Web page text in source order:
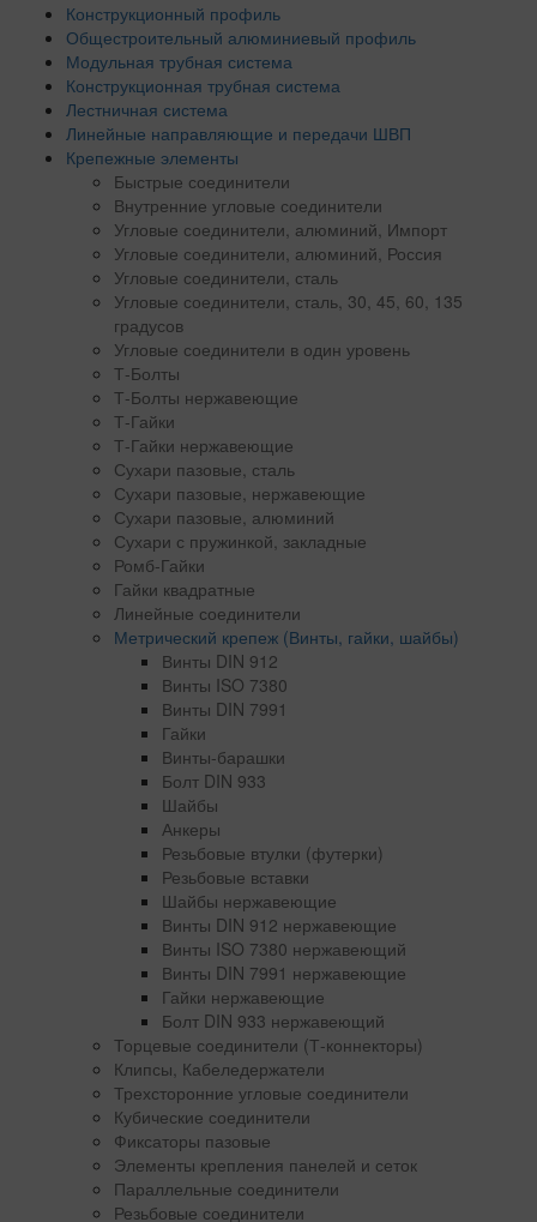
Конструкционный профиль
Общестроительный алюминиевый профиль
Модульная трубная система
Конструкционная трубная система
Лестничная система
Линейные направляющие и передачи ШВП
Крепежные элементы
Быстрые соединители
Внутренние угловые соединители
Угловые соединители, алюминий, Импорт
Угловые соединители, алюминий, Россия
Угловые соединители, сталь
Угловые соединители, сталь, 30, 45, 60, 135
градусов
Угловые соединители в один уровень
Т-Болты
Т-Болты нержавеющие
Т-Гайки
Т-Гайки нержавеющие
Сухари пазовые, сталь
Сухари пазовые, нержавеющие
Сухари пазовые, алюминий
Сухари с пружинкой, закладные
Ромб-Гайки
Гайки квадратные
Линейные соединители
Метрический крепеж (Винты, гайки, шайбы)
Винты DIN 912
Винты ISO 7380
Винты DIN 7991
Гайки
Винты-барашки
Болт DIN 933
Шайбы
Анкеры
Резьбовые втулки (футерки)
Резьбовые вставки
Шайбы нержавеющие
Винты DIN 912 нержавеющие
Винты ISO 7380 нержавеющий
Винты DIN 7991 нержавеющие
Гайки нержавеющие
Болт DIN 933 нержавеющий
Торцевые соединители (Т-коннекторы)
Клипсы, Кабеледержатели
Трехсторонние угловые соединители
Кубические соединители
Фиксаторы пазовые
Элементы крепления панелей и сеток
Параллельные соединители
Резьбовые соединители